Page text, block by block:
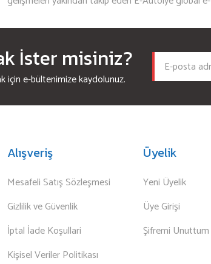
İster misiniz?
için e-bültenimize kaydolunuz.
Alışveriş
Mesafeli Satış Sözleşmesi
Gizlilik ve Güvenlik
İptal İade Koşullari
Kişisel Veriler Politikası
Üyelik
Yeni Üyelik
Üye Girişi
Şifremi Unuttum